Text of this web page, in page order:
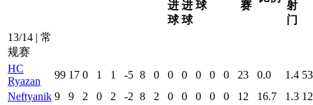
进
球
进
球
球
赛
射
门
13/14 | 常
规赛
HC
Ryazan
99 17 0 1 1 -5 8 0 0 0 0 0 0 23 0.0 1.4 53
Neftyanik 9 9 2 0 2 -2 8 2 0 0 0 0 0 12 16.7 1.3